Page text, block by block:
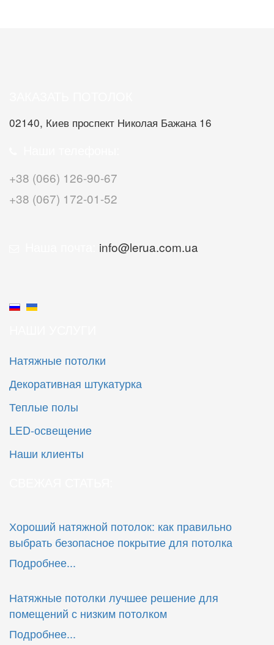
02140, Киев проспект Николая Бажана 16
+38 (066) 126-90-67
+38 (067) 172-01-52
info@lerua.com.ua
Натяжные потолки
Декоративная штукатурка
Теплые полы
LED-освещение
Наши клиенты
Хороший натяжной потолок: как правильно
выбрать безопасное покрытие для потолка
Подробнее...
Натяжные потолки лучшее решение для
помещений с низким потолком
Подробнее...